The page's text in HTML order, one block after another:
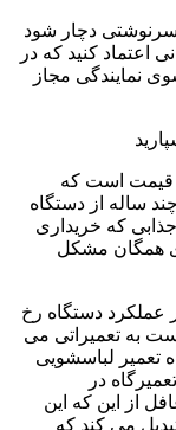
سرنوشتی دچار شود
اعتماد کنید که در
نمایندگی مجاز
قیمت است که
ساله از دستگاه
که خریداری
همگان مشکل
عملکرد دستگاه رخ
به تعمیراتی می
تعمیر لباسشویی
در
از این که این
می کند که